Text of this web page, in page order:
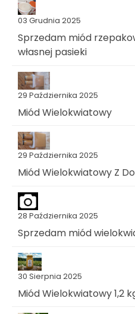
03 Grudnia 2025
Sprzedam miód
własnej pasieki
29 Października 2025
Miód Wielokwiatowy
29 Października 2025
Miód Wielokwiatowy Z
28 Października 2025
Sprzedam miód
30 Sierpnia 2025
Miód Wielokwiatowy 1,2